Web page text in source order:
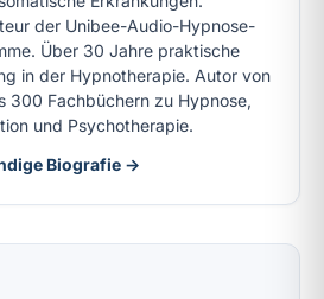
der Unibee-Audio-Hypnose-
Über 30 Jahre praktische
in der Hypnotherapie. Autor von
300 Fachbüchern zu Hypnose,
und Psychotherapie.
Biografie →